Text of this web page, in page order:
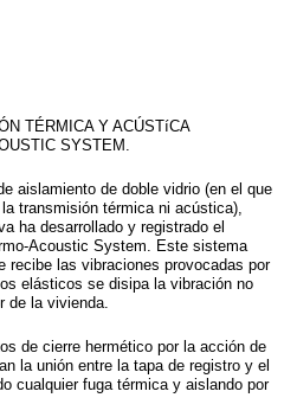
TÉRMICA Y ACÚSTíCA
SYSTEM.
aislamiento de doble vidrio (en el que
transmisión térmica ni acústica),
ha desarrollado y registrado el
Acoustic System. Este sistema
recibe las vibraciones provocadas por
elásticos se disipa la vibración no
de la vivienda.
de cierre hermético por la acción de
la unión entre la tapa de registro y el
cualquier fuga térmica y aislando por